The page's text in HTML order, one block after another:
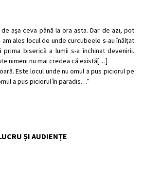
de aşa ceva până la ora asta. Dar de azi, pot
ales locul de unde curcubeele s-au înălţat
biserică a lumii s-a închinat devenirii.
nimeni nu mai credea că există[…]
Este locul unde nu omul a pus piciorul pe
a pus piciorul în paradis…”
ȘI AUDIENȚE